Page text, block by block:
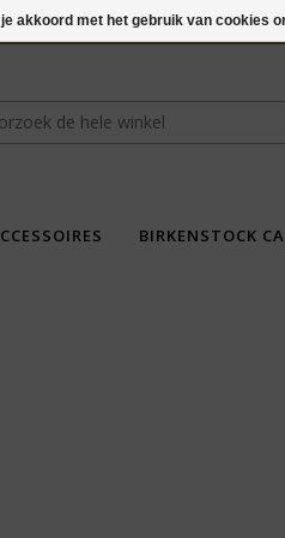
BIRKENSTOCK
akkoord met het gebruik van cookies